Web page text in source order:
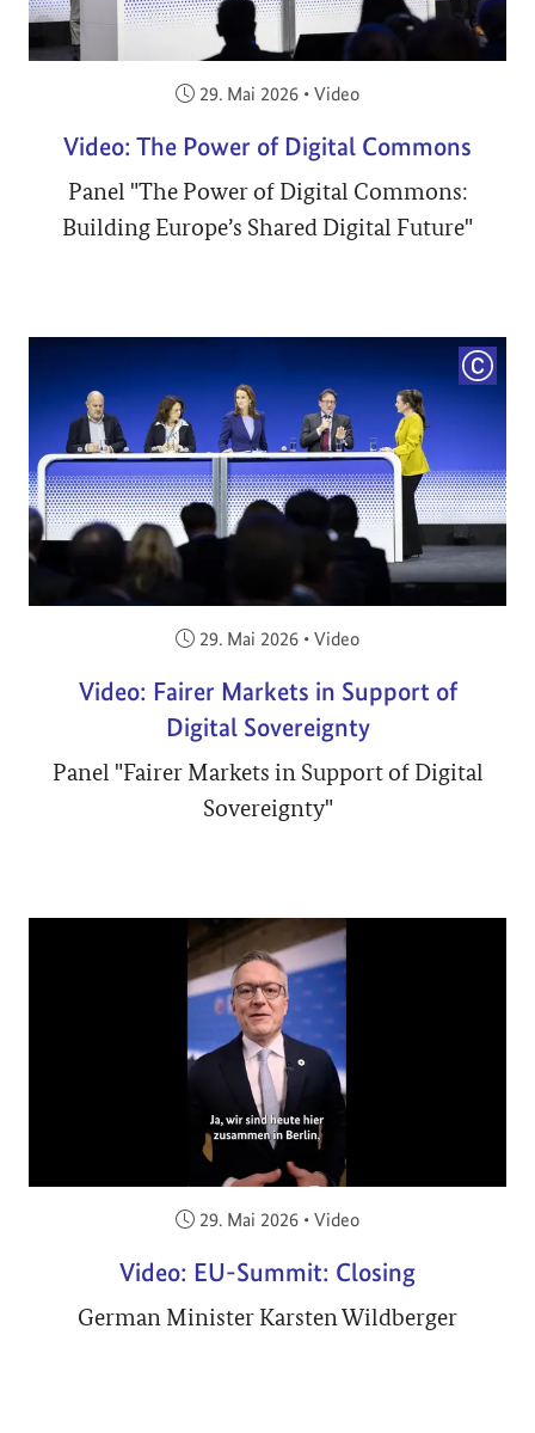
Veröffentlicht am:
29. Mai 2026 • Video
Video: The Power of Digital Commons
Panel "The Power of Digital Commons:
Building Europe’s Shared Digital Future"
Veröffentlicht am:
29. Mai 2026 • Video
Video: Fairer Markets in Support of
Digital Sovereignty
Panel "Fairer Markets in Support of Digital
Sovereignty"
Veröffentlicht am:
29. Mai 2026 • Video
Video: EU-Summit: Closing
German Minister Karsten Wildberger